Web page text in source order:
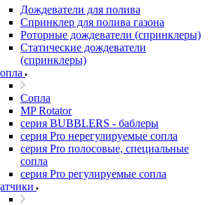
Дождеватели для полива
Cпринклер для полива газона
Роторные дождеватели (спринклеры)
Статические дождеватели
(спринклеры)
Сопла
MP Rotator
серия BUBBLERS - баблеры
серия Pro нерегулируемые сопла
серия Pro полосовые, специальные
сопла
серия Pro регулируемые сопла